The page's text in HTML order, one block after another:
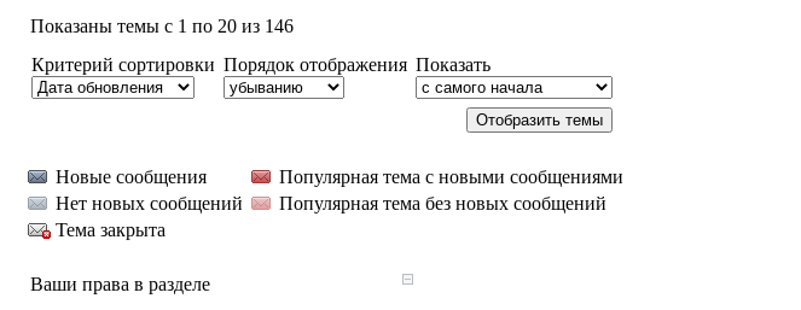
Показаны темы с 1 по 20 из 146
Критерий сортировки Порядок отображения Показать
Новые сообщения
Популярная тема с новыми сообщениями
Нет новых сообщений
Популярная тема без новых сообщений
Тема закрыта
Ваши права в разделе